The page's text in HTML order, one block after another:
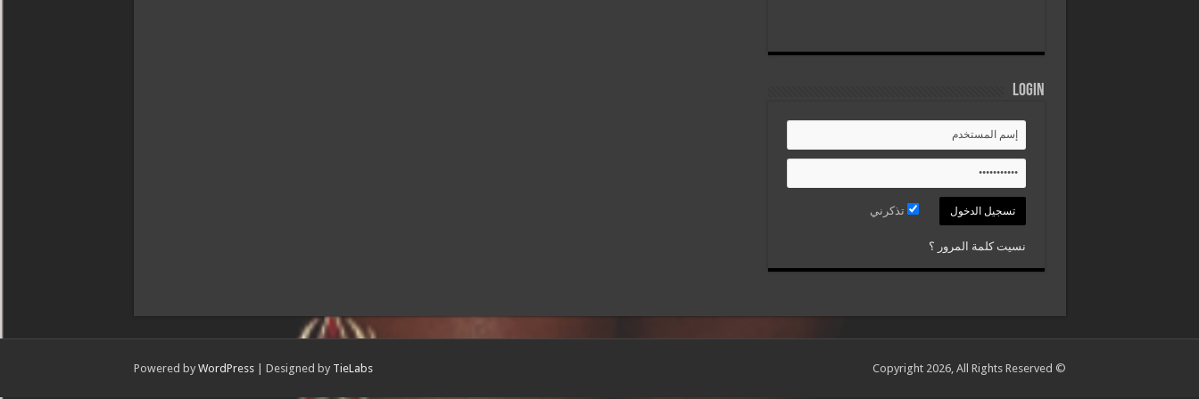
Login
تذكرني
نسيت كلمة المرور ؟
Powered by WordPress| Designed by TieLabs © Copyright 2026, All Rights Reserved